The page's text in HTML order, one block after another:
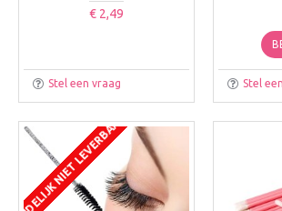
€ 2,49
Stel een vraag Stel
TIJDELIJK NIET LEVERBAAR